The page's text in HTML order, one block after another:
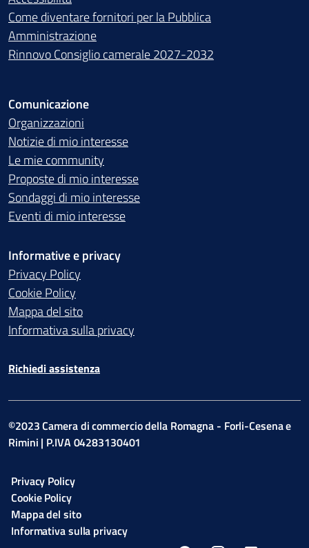
Come diventare fornitori per la Pubblica
Amministrazione
Rinnovo Consiglio camerale 2027-2032
Comunicazione
Organizzazioni
Notizie di mio interesse
Le mie community
Proposte di mio interesse
Sondaggi di mio interesse
Eventi di mio interesse
Informative e privacy
Privacy Policy
Cookie Policy
Mappa del sito
Informativa sulla privacy
Richiedi assistenza
©2023 Camera di commercio della Romagna - Forli-Cesena e
Rimini | P.IVA 04283130401
Privacy Policy
Cookie Policy
Mappa del sito
Informativa sulla privacy